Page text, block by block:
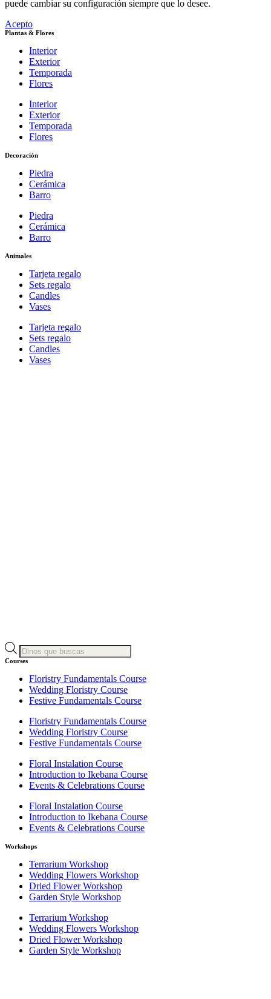
puede cambiar su configuración siempre que lo desee.
Acepto
Plantas & Flores
Interior
Exterior
Temporada
Flores
Interior
Exterior
Temporada
Flores
Decoración
Piedra
Cerámica
Barro
Piedra
Cerámica
Barro
Animales
Tarjeta regalo
Sets regalo
Candles
Vases
Tarjeta regalo
Sets regalo
Candles
Vases
Búsqueda
de
Courses
Floristry Fundamentals Course
Wedding Floristry Course
Festive Fundamentals Course
Floristry Fundamentals Course
Wedding Floristry Course
Festive Fundamentals Course
Floral Instalation Course
Introduction to Ikebana Course
Events & Celebrations Course
Floral Instalation Course
Introduction to Ikebana Course
Events & Celebrations Course
Workshops
Terrarium Workshop
Wedding Flowers Workshop
Dried Flower Workshop
Garden Style Workshop
Terrarium Workshop
Wedding Flowers Workshop
Dried Flower Workshop
Garden Style Workshop